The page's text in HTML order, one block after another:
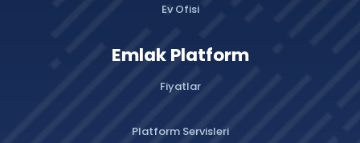
Ev Ofisi
Emlak Platform
Fiyatlar
Platform Servisleri